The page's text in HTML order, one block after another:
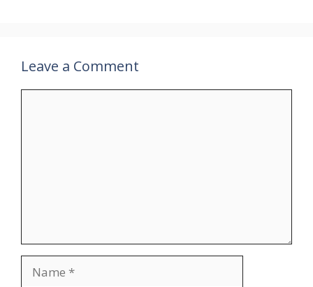
Leave a Comment